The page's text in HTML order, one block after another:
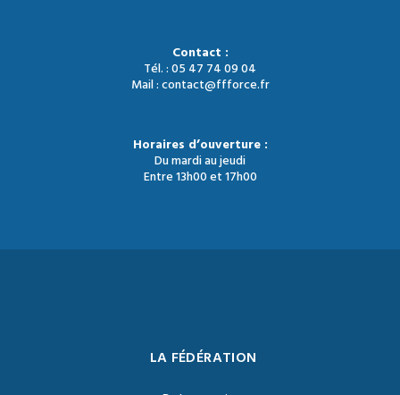
Contact :
Tél. : 05 47 74 09 04
Mail : contact@ffforce.fr
Horaires d’ouverture :
Du mardi au jeudi
Entre 13h00 et 17h00
LA FÉDÉRATION